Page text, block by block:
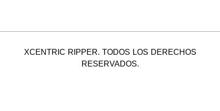
XCENTRIC RIPPER. TODOS LOS DERECHOS
RESERVADOS.